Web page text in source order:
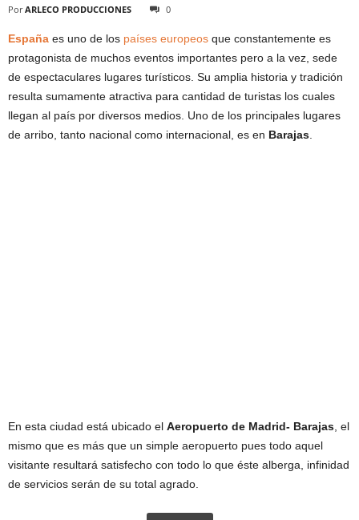
Por ARLECO PRODUCCIONES 0
España es uno de los países europeos que constantemente es
protagonista de muchos eventos importantes pero a la vez, sede
de espectaculares lugares turísticos. Su amplia historia y tradición
resulta sumamente atractiva para cantidad de turistas los cuales
llegan al país por diversos medios. Uno de los principales lugares
de arribo, tanto nacional como internacional, es en Barajas
En esta ciudad está ubicado el Aeropuerto de Madrid- Barajas , el
mismo que es más que un simple aeropuerto pues todo aquel
visitante resultará satisfecho con todo lo que éste alberga, infinidad
de servicios serán de su total agrado.